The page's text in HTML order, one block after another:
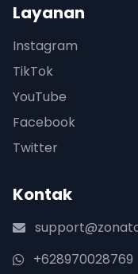
Layanan
Instagram
TikTok
YouTube
Facebook
Twitter
Kontak
+628970028769